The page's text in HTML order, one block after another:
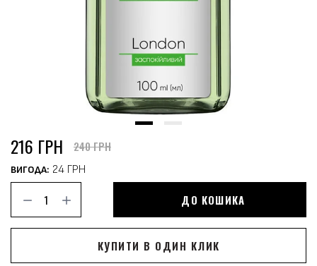
216 ГРН 240 ГРН
ВИГОДА: 24 ГРН
ДО КОШИКА
КУПИТИ В ОДИН КЛИК